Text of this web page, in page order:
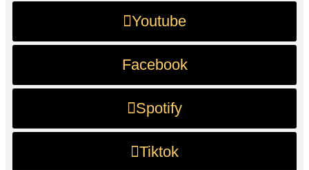
Youtube
Facebook
Spotify
Tiktok